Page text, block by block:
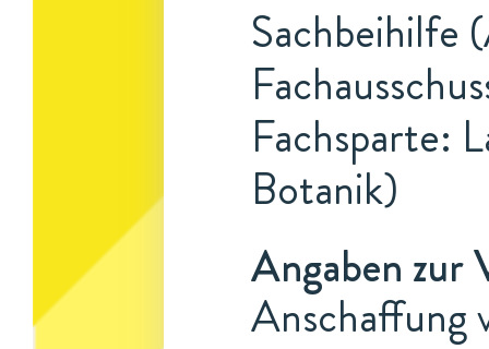
Sachbeihilfe
Fachsparte:
Botanik)
Angaben zur
Anschaffung